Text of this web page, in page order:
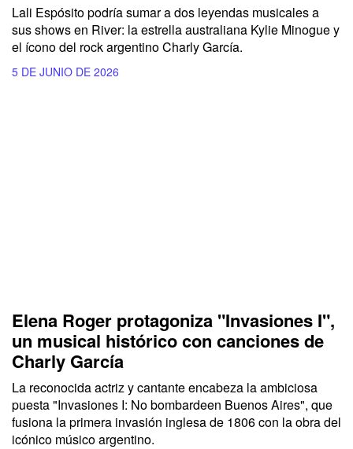
Lali Espósito podría sumar a dos leyendas musicales a
sus shows en River: la estrella australiana Kylie Minogue y
el ícono del rock argentino Charly García.
5 DE JUNIO DE 2026
Elena Roger protagoniza "Invasiones I",
un musical histórico con canciones de
Charly García
La reconocida actriz y cantante encabeza la ambiciosa
puesta "Invasiones I: No bombardeen Buenos Aires", que
fusiona la primera invasión inglesa de 1806 con la obra del
icónico músico argentino.